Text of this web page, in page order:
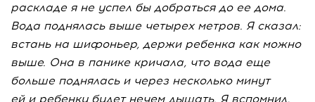
раскладе я не успел бы добраться до ее дома.
Вода поднялась выше четырех метров. Я сказал:
встань на шифоньер, держи ребенка как можно
выше. Она в панике кричала, что вода еще
больше поднялась и через несколько минут
ей и ребенку будет нечем дышать. Я вспомнил,